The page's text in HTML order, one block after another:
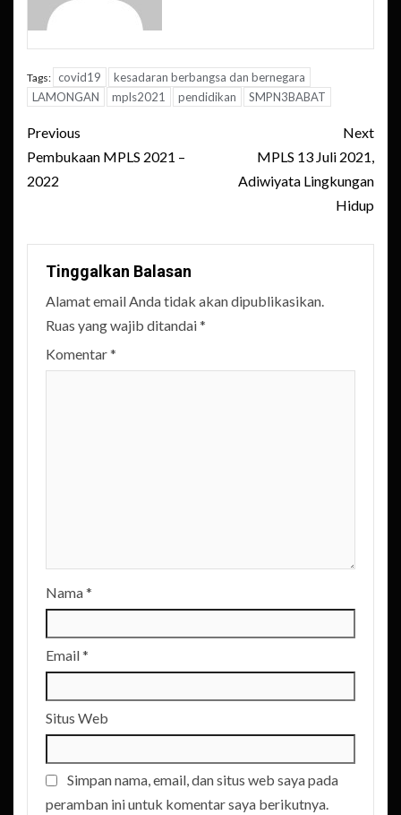
Tags: covid19
kesadaran berbangsa dan bernegara
LAMONGAN
mpls2021 pendidikan SMPN3BABAT
Post
navigation
Previous
Pembukaan MPLS 2021 –
2022
Next
MPLS 13 Juli 2021,
Adiwiyata Lingkungan
Hidup
Tinggalkan Balasan
Alamat email Anda tidak akan dipublikasikan.
Ruas yang wajib ditandai*
Komentar*
Nama*
Email*
Situs Web
Simpan nama, email, dan situs web saya pada
peramban ini untuk komentar saya berikutnya.